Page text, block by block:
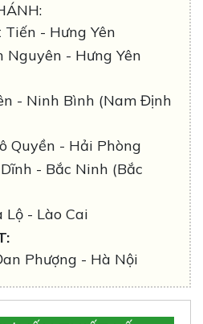
Tiến - Hưng Yên
Nguyên - Hưng Yên
- Ninh Bình (Nam Định
Quyền - Hải Phòng
- Bắc Ninh (Bắc
Lộ - Lào Cai
Phượng - Hà Nội